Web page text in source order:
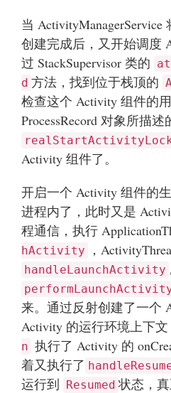
当
创建完成后，又开始调度
过 StackSupervisor 类的
d 方法，找到位于栈顶的
检查这个 Activity 组件的
ProcessRecord 对象所描
Activity 组件了。
开启一个 Activity 组件的
进程内了，此时又是
程通信，执行
hActivity
，
handleLaunchActivity
来。通过反射创建了一个
Activity 的运行环境上下
n 执行了 Activity 的
着又执行了
运行到 Resumed 状态，